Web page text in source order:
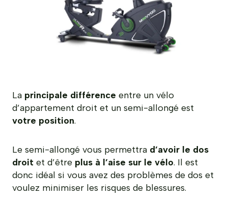
La principale différence entre un vélo
d’appartement droit et un semi-allongé est
votre position.
Le semi-allongé vous permettra d’avoir le dos
droit et d’être plus à l’aise sur le vélo. Il est
donc idéal si vous avez des problèmes de dos et
voulez minimiser les risques de blessures.